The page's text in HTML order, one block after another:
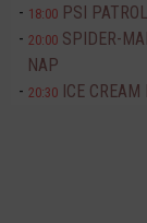
18:00 PSI
20:00 SPIDER-
NAP
20:30 ICE